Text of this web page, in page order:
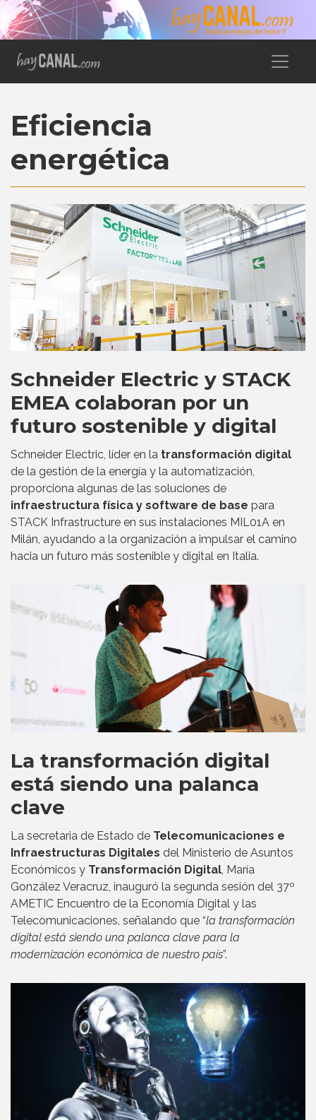
Eficiencia
energética
Schneider Electric y STACK
EMEA colaboran por un
futuro sostenible y digital
Schneider Electric, líder en la transformación digital
de la gestión de la energía y la automatización,
proporciona algunas de las soluciones de
infraestructura física y software de base para
STACK Infrastructure en sus instalaciones MIL01A en
Milán, ayudando a la organización a impulsar el camino
hacia un futuro más sostenible y digital en Italia.
La transformación digital
está siendo una palanca
clave
La secretaria de Estado de Telecomunicaciones e
Infraestructuras Digitales del Ministerio de Asuntos
Económicos y Transformación Digital, María
González Veracruz, inauguró la segunda sesión del 37º
AMETIC Encuentro de la Economía Digital y las
Telecomunicaciones, señalando que “la transformación
digital está siendo una palanca clave para la
modernización económica de nuestro país”.